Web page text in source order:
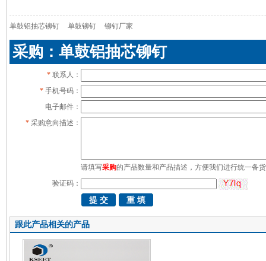
单鼓铝抽芯铆钉 单鼓铆钉 铆钉厂家
采购：单鼓铝抽芯铆钉
* 联系人：
* 手机号码：
电子邮件：
* 采购意向描述：
请填写采购的产品数量和产品描述，方便我们进行统一备
验证码：
跟此产品相关的产品